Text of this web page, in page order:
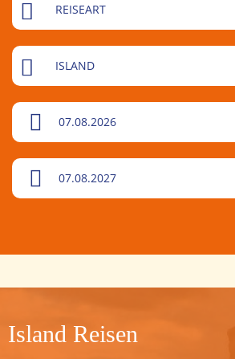
REISEART
ISLAND
07.08.2026
07.08.2027
Island Reisen